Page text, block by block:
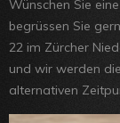
Kontakt
ARVB
Wünschen Sie
begrüssen Sie
22 im Zürcher
und wir werden
alternativen